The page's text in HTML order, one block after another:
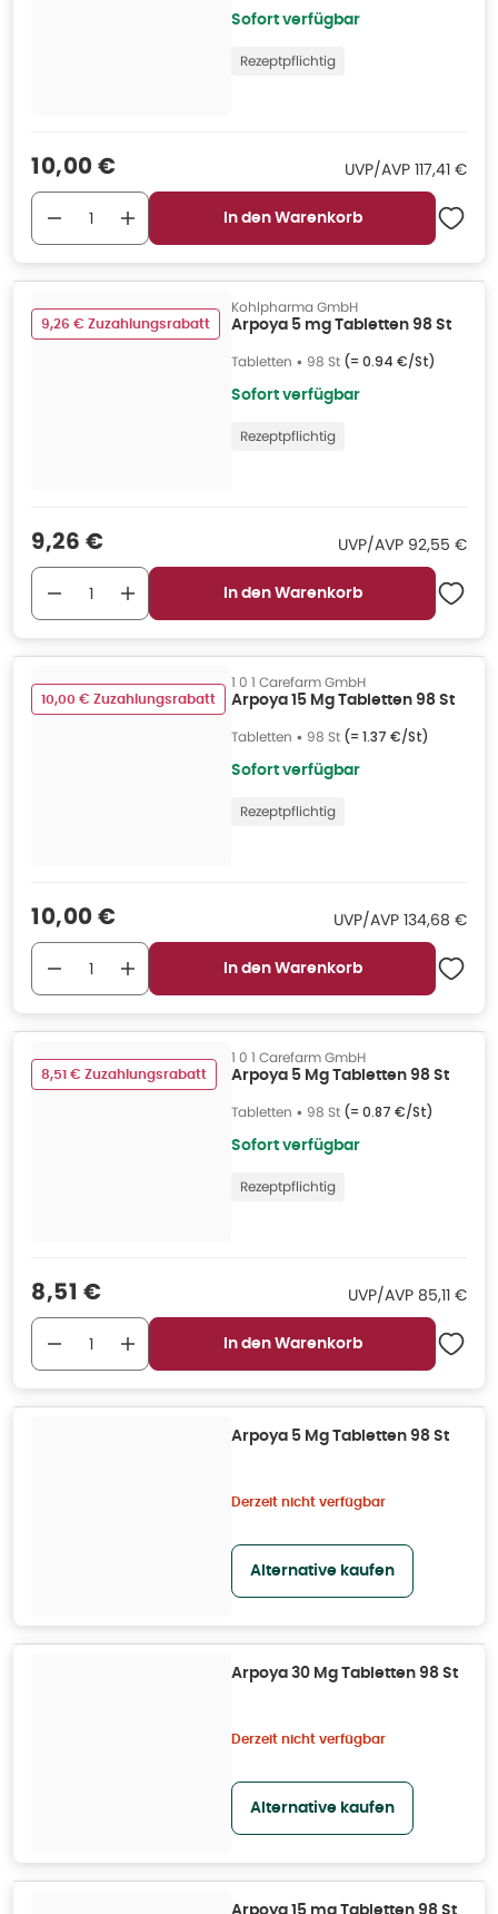
Sofort verfügbar
Rezeptpflichtig
Verkaufspreis
10,00 € UVP/AVP UVP/AVP
117,41 €
In den Warenkorb
9,26 € Zuzahlungsrabatt
Kohlpharma GmbH
Arpoya 5 mg Tabletten 98 St
Tabletten • 98 St (= 0.94 €/St)
Sofort verfügbar
Rezeptpflichtig
Verkaufspreis
9,26 € UVP/AVP UVP/AVP
92,55 €
In den Warenkorb
10,00 € Zuzahlungsrabatt
1 0 1 Carefarm GmbH
Arpoya 15 Mg Tabletten 98 St
Tabletten • 98 St (= 1.37 €/St)
Sofort verfügbar
Rezeptpflichtig
Verkaufspreis
10,00 € UVP/AVP UVP/AVP
134,68 €
In den Warenkorb
8,51 € Zuzahlungsrabatt
1 0 1 Carefarm GmbH
Arpoya 5 Mg Tabletten 98 St
Tabletten • 98 St (= 0.87 €/St)
Sofort verfügbar
Rezeptpflichtig
Verkaufspreis
8,51 € UVP/AVP UVP/AVP
85,11 €
In den Warenkorb
Arpoya 5 Mg Tabletten 98 St
Derzeit nicht verfügbar
Alternative kaufen
Arpoya 30 Mg Tabletten 98 St
Derzeit nicht verfügbar
Alternative kaufen
Arpoya 15 mg Tabletten 98 St